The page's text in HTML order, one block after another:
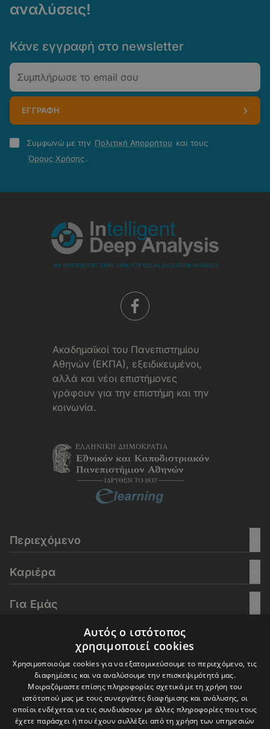
αναλύσεις!
Κάνε εγγραφή στο newsletter
Email
ΕΓΓΡΑΦΗ
Πολιτική
Απορρήτου
Συμφωνώ με την Πολιτική Απορρήτου και τους
Όρους Χρήσης.
Aκαδημαϊκοί του Πανεπιστημίου
Αθηνών (ΕΚΠΑ), εξειδικευμένοι,
αλλά και νέοι επιστήμονες
γράφουν για την επιστήμη και την
κοινωνία.
Περιεχόμενο
Καριέρα
Για Εμάς
E-Learning
© 2016-2026 In Deep Analysis - All rights reserved.
Αυτός ο ιστότοπος
χρησιμοποιεί cookies
Χρησιμοποιούμε cookies για να εξατομικεύσουμε το περιεχόμενο, τις
διαφημίσεις και να αναλύσουμε την επισκεψιμότητά μας.
Μοιραζόμαστε επίσης πληροφορίες σχετικά με τη χρήση του
ιστότοπού μας με τους συνεργάτες διαφήμισης και ανάλυσης, οι
οποίοι ενδέχεται να τις συνδυάσουν με άλλες πληροφορίες που τους
έχετε παράσχει ή που έχουν συλλέξει από τη χρήση των υπηρεσιών